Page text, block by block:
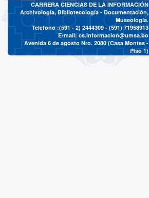
CARRERA CIENCIAS DE LA INFORMACIÓN
Archivología, Bibliotecología - Documentación,
Museología.
Telefono :(591 - 2) 2444309 - (591) 71958913
E-mail:cs.informacion@umsa.bo
Avenida 6 de agosto Nro. 2080 (Casa Montes -
Piso 1)